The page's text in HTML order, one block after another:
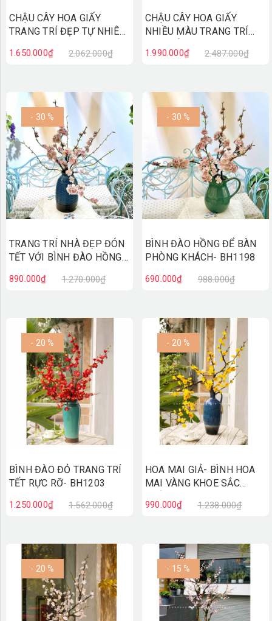
CHẬU CÂY HOA GIẤY
TRANG TRÍ ĐẸP TỰ NHIÊN
1.650.000₫ 2.062.000₫
CHẬU CÂY HOA GIẤY
NHIỀU MÀU TRANG TRÍ
CC814
1.990.000₫ 2.487.000₫
- 30 %
TRANG TRÍ NHÀ ĐẸP ĐÓN
TẾT VỚI BÌNH ĐÀO HỒNG-
890.000₫ 1.270.000₫
- 30 %
BÌNH ĐÀO HỒNG ĐỂ BÀN
PHÒNG KHÁCH- BH1198
690.000₫ 988.000₫
- 20 %
BÌNH ĐÀO ĐỎ TRANG TRÍ
TẾT RỰC RỠ- BH1203
1.250.000₫ 1.562.000₫
- 20 %
HOA MAI GIẢ- BÌNH HOA
MAI VÀNG KHOE SẮC
990.000₫ 1.238.000₫
- 20 % - 15 %